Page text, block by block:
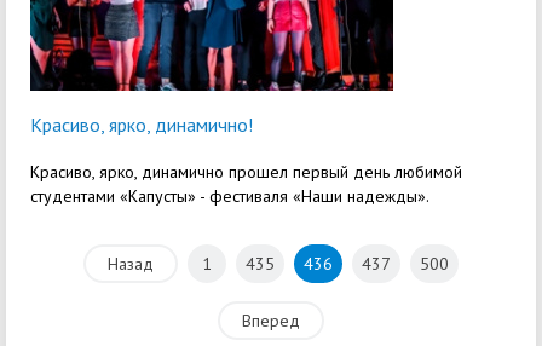
Красиво, ярко, динамично!
Красиво, ярко, динамично прошел первый день любимой
студентами «Капусты» - фестиваля «Наши надежды».
Назад 1 435 436 437 500
Вперед